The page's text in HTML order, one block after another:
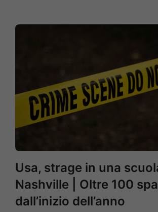
Usa, strage in una
Nashville | Oltre 100
dall’inizio dell’anno